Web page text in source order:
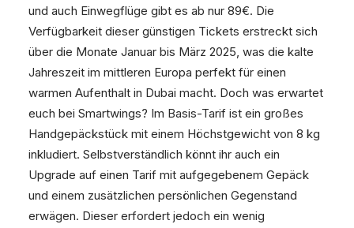
und auch Einwegflüge gibt es ab nur 89€. Die
Verfügbarkeit dieser günstigen Tickets erstreckt sich
über die Monate Januar bis März 2025, was die kalte
Jahreszeit im mittleren Europa perfekt für einen
warmen Aufenthalt in Dubai macht. Doch was erwartet
euch bei Smartwings? Im Basis-Tarif ist ein großes
Handgepäckstück mit einem Höchstgewicht von 8 kg
inkludiert. Selbstverständlich könnt ihr auch ein
Upgrade auf einen Tarif mit aufgegebenem Gepäck
und einem zusätzlichen persönlichen Gegenstand
erwägen. Dieser erfordert jedoch ein wenig